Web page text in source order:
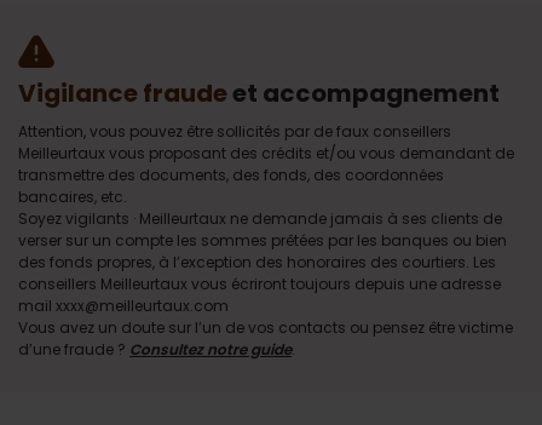
Vigilance fraudeet accompagnement
Attention, vous pouvez être sollicités par de faux conseillers
Meilleurtaux vous proposant des crédits et/ou vous demandant de
transmettre des documents, des fonds, des coordonnées
bancaires, etc.
Soyez vigilants · Meilleurtaux ne demande jamais à ses clients de
verser sur un compte les sommes prêtées par les banques ou bien
des fonds propres, à l’exception des honoraires des courtiers. Les
conseillers Meilleurtaux vous écriront toujours depuis une adresse
mail xxxx@meilleurtaux.com
Vous avez un doute sur l’un de vos contacts ou pensez être victime
d’une fraude ? Consultez notre guide.